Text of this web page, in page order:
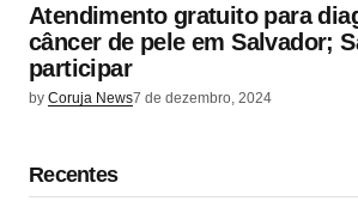
Atendimento gratuito para
câncer de pele em Salvador;
participar
by Coruja News7 de dezembro, 2024
Recentes